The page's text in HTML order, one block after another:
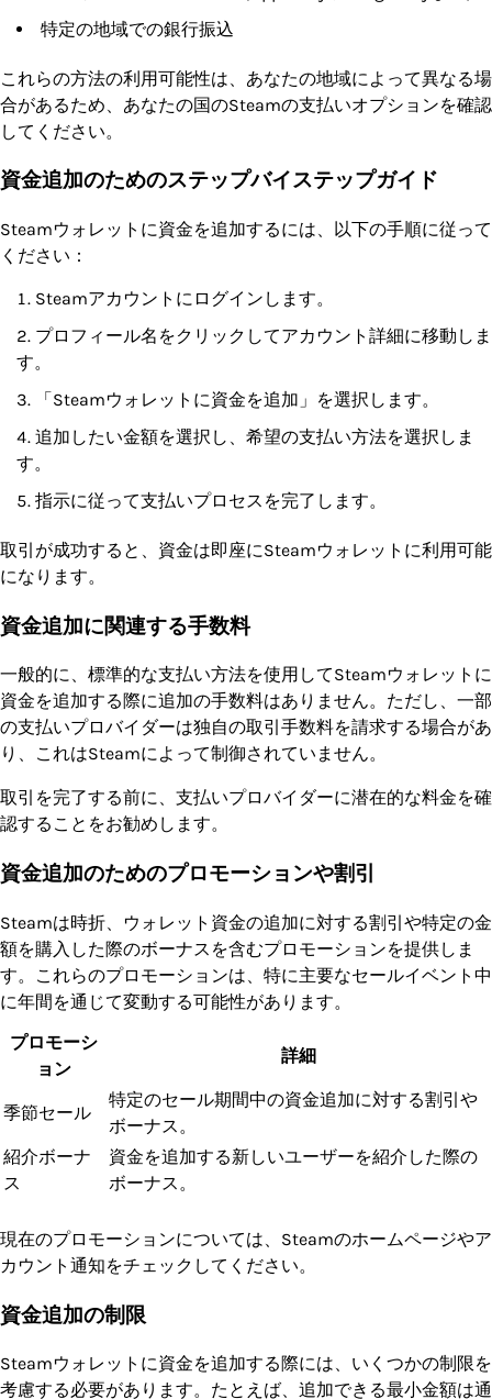
特定の地域での銀行振込
これらの方法の利用可能性は、あなたの地域によって異なる場
合があるため、あなたの国のSteamの支払いオプションを確認
してください。
資金追加のためのステップバイステップガイド
Steamウォレットに資金を追加するには、以下の手順に従って
ください：
Steamアカウントにログインします。
プロフィール名をクリックしてアカウント詳細に移動しま
す。
「Steamウォレットに資金を追加」を選択します。
追加したい金額を選択し、希望の支払い方法を選択しま
す。
指示に従って支払いプロセスを完了します。
取引が成功すると、資金は即座にSteamウォレットに利用可能
になります。
資金追加に関連する手数料
一般的に、標準的な支払い方法を使用してSteamウォレットに
資金を追加する際に追加の手数料はありません。ただし、一部
の支払いプロバイダーは独自の取引手数料を請求する場合があ
り、これはSteamによって制御されていません。
取引を完了する前に、支払いプロバイダーに潜在的な料金を確
認することをお勧めします。
資金追加のためのプロモーションや割引
Steamは時折、ウォレット資金の追加に対する割引や特定の金
額を購入した際のボーナスを含むプロモーションを提供しま
す。これらのプロモーションは、特に主要なセールイベント中
に年間を通じて変動する可能性があります。
プロモーシ
ョン
詳細
季節セール
特定のセール期間中の資金追加に対する割引や
ボーナス。
紹介ボーナ
ス
資金を追加する新しいユーザーを紹介した際の
ボーナス。
現在のプロモーションについては、Steamのホームページやア
カウント通知をチェックしてください。
資金追加の制限
Steamウォレットに資金を追加する際には、いくつかの制限を
考慮する必要があります。たとえば、追加できる最小金額は通